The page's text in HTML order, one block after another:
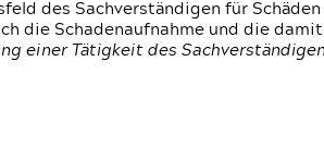
des Sachverständigen für
die Schadenaufnahme und die
einer Tätigkeit des